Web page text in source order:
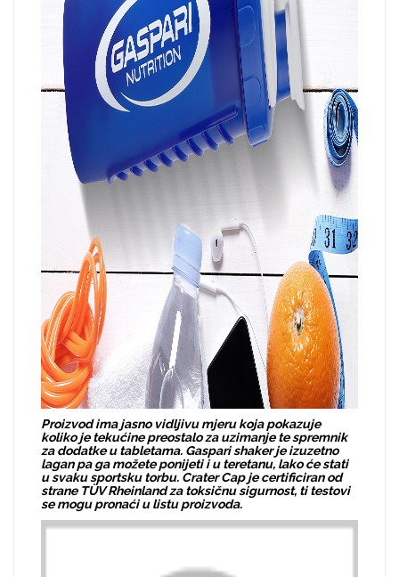
Proizvod ima jasno vidljivu mjeru koja pokazuje
koliko je tekućine preostalo za uzimanje te spremnik
za dodatke u tabletama. Gaspari shaker je izuzetno
lagan pa ga možete ponijeti i u teretanu, lako će stati
u svaku sportsku torbu. Crater Cap je certificiran od
strane TÜV Rheinland za toksičnu sigurnost, ti testovi
se mogu pronaći u listu proizvoda.